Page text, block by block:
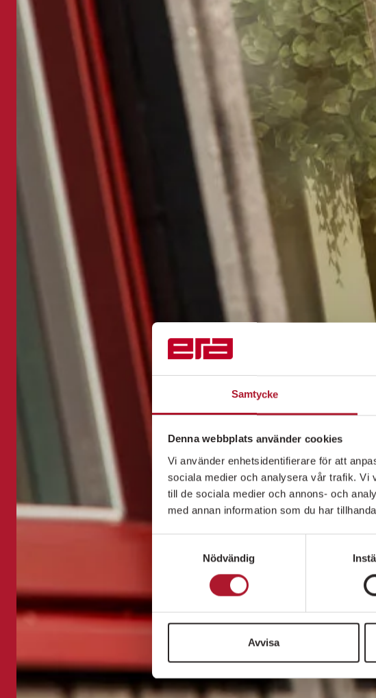
Samtycke
Denna webbplats använder cookies
Vi använder enhetsidentifierare för att
sociala medier och analysera vår trafik. Vi
till de sociala medier och annons- och
med annan information som du har
Nödvändig
Avvisa